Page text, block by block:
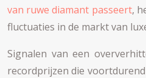
van ruwe diamant passeert,
fluctuaties in de markt van
Signalen van een
recordprijzen die